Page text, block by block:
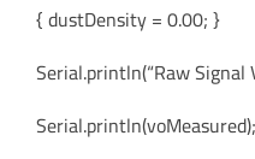
{ dustDensity = 0.00; }
Serial.println(“Raw Signal
Serial.println(voMeasured);